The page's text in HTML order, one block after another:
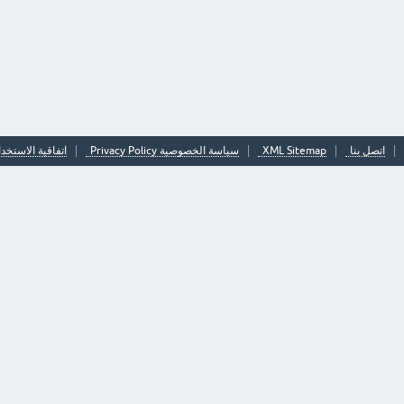
اتصل بنا XML Sitemap سياسة الخصوصية Privacy Policy اتفاقية